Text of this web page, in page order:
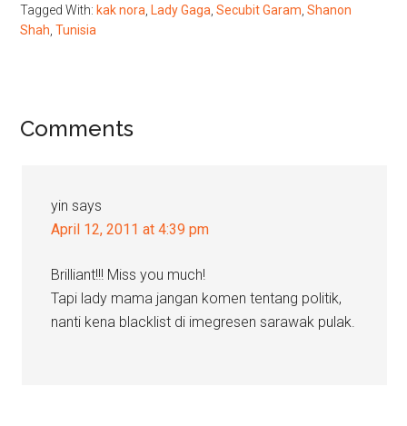
Tagged With: kak nora, Lady Gaga,Secubit Garam,Shanon
Shah,Tunisia
Reader
Comments
yin says
April 12, 2011 at 4:39 pm
Brilliant!!! Miss you much!
Tapi lady mama jangan komen tentang politik,
nanti kena blacklist di imegresen sarawak pulak.